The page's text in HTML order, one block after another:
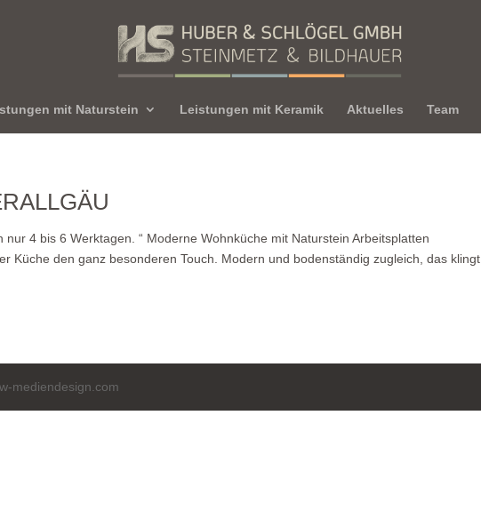
mit Naturstein Leistungen mit Keramik Aktuelles Team
nur 4 bis 6 Werktagen. “ Moderne Wohnküche mit Naturstein Arbeitsplatten
Küche den ganz besonderen Touch. Modern und bodenständig zugleich, das klingt
mediendesign.com